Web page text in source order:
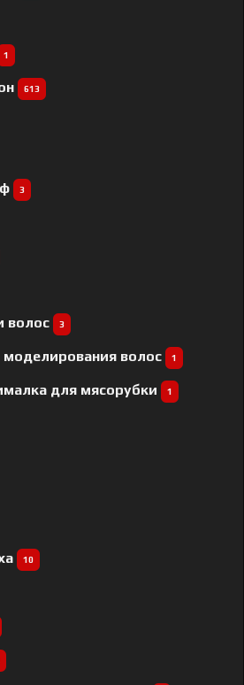
1
613
3
волос 3
волос 1
для мясорубки 1
10